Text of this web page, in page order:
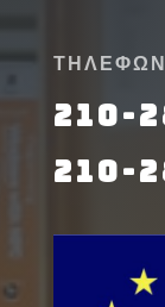
210-
210-